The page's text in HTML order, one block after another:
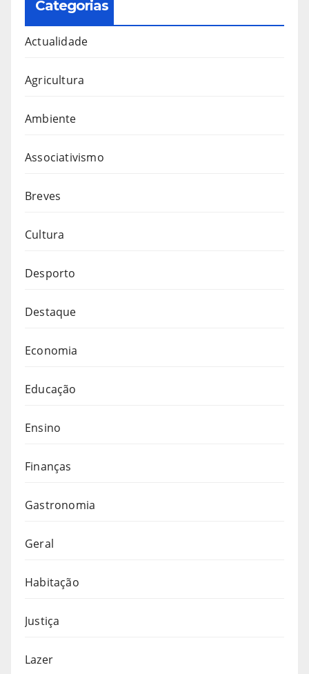
Categorias
Actualidade
Agricultura
Ambiente
Associativismo
Breves
Cultura
Desporto
Destaque
Economia
Educação
Ensino
Finanças
Gastronomia
Geral
Habitação
Justiça
Lazer